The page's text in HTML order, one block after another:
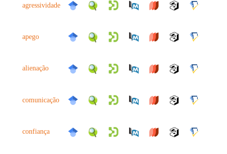
agressividade
apego
alienação
comunicação
confiança